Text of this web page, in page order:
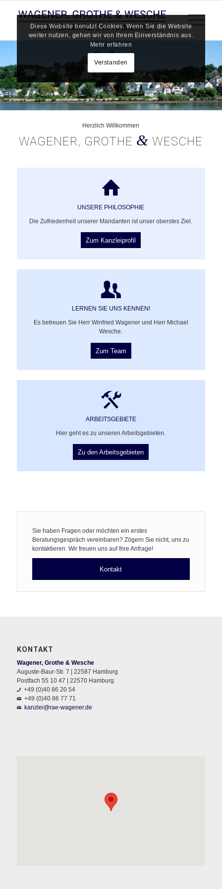
Herzlich Willkommen
WAGENER, GROTHE & WESCHE
UNSERE PHILOSOPHIE
Die Zufriedenheit unserer Mandanten ist unser oberstes Ziel.
Zum Kanzleiprofil
LERNEN SIE UNS KENNEN!
Es betreuen Sie Herr Winfried Wagener und Herr Michael
Wesche.
Zum Team
ARBEITSGEBIETE
Hier geht es zu unseren Arbeitsgebieten.
Zu den Arbeitsgebieten
Sie haben Fragen oder möchten ein erstes
Beratungsgespräch vereinbaren? Zögern Sie nicht, uns zu
kontaktieren. Wir freuen uns auf Ihre Anfrage!
Kontakt
KONTAKT
Wagener, Grothe & Wesche
Auguste-Baur-Str. 7 | 22587 Hamburg
Postfach 55 10 47 | 22570 Hamburg
+49 (0)40 86 20 54
+49 (0)40 86 77 71
kanzlei@rae-wagener.de
Diese Website benutzt Cookies. Wenn Sie die Website
weiter nutzen, gehen wir von Ihrem Einverständnis aus.
Mehr erfahren
Verstanden